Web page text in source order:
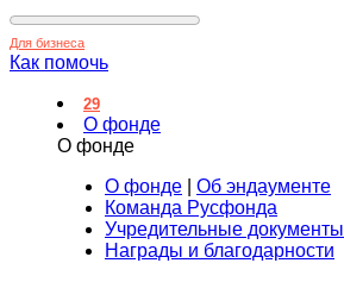
Для бизнеса
Как помочь
29
О фонде
О фонде
О фонде
Об эндаументе
Команда Русфонда
Учредительные документы
Награды и благодарности